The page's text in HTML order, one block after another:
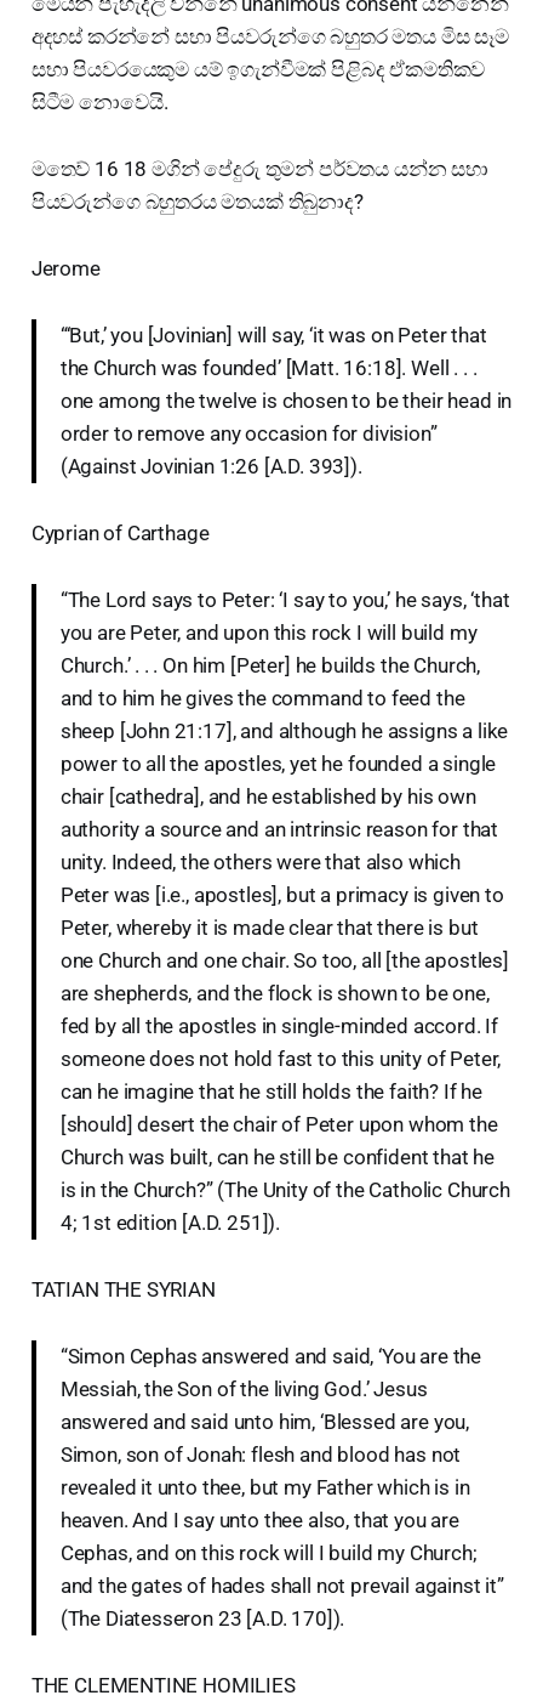
අදහස් කරන්නේ සභා පියවරුන්ගෙ බහුතර මතය මිස සෑම
සභා පියවරයෙකුම යම් ඉගැන්වීමක් පිළිබද ඒකමතිකව
සිටීම නොවෙයි.
මතෙව් 16 18 මගින් පේදුරු තුමන් පර්වතය යන්න සභා
පියවරුන්ගෙ බහුතරය මතයක් තිබුනාද?
Jerome
“‘But,’ you [Jovinian] will say, ‘it was on Peter that
the Church was founded’ [Matt. 16:18]. Well . . .
one among the twelve is chosen to be their head in
order to remove any occasion for division”
(Against Jovinian 1:26 [A.D. 393]).
Cyprian of Carthage
“The Lord says to Peter: ‘I say to you,’ he says, ‘that
you are Peter, and upon this rock I will build my
Church.’ . . . On him [Peter] he builds the Church,
and to him he gives the command to feed the
sheep [John 21:17], and although he assigns a like
power to all the apostles, yet he founded a single
chair [cathedra], and he established by his own
authority a source and an intrinsic reason for that
unity. Indeed, the others were that also which
Peter was [i.e., apostles], but a primacy is given to
Peter, whereby it is made clear that there is but
one Church and one chair. So too, all [the apostles]
are shepherds, and the flock is shown to be one,
fed by all the apostles in single-minded accord. If
someone does not hold fast to this unity of Peter,
can he imagine that he still holds the faith? If he
[should] desert the chair of Peter upon whom the
Church was built, can he still be confident that he
is in the Church?” (The Unity of the Catholic Church
4; 1st edition [A.D. 251]).
TATIAN THE SYRIAN
“Simon Cephas answered and said, ‘You are the
Messiah, the Son of the living God.’ Jesus
answered and said unto him, ‘Blessed are you,
Simon, son of Jonah: flesh and blood has not
revealed it unto thee, but my Father which is in
heaven. And I say unto thee also, that you are
Cephas, and on this rock will I build my Church;
and the gates of hades shall not prevail against it”
(The Diatesseron 23 [A.D. 170]).
THE CLEMENTINE HOMILIES